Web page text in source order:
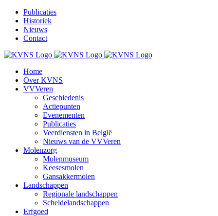
naar
inhoud
Publicaties
Historiek
Nieuws
Contact
Home
Over KVNS
VVVeren
Geschiedenis
Actiepunten
Evenementen
Publicaties
Veerdiensten in België
Nieuws van de VVVeren
Molenzorg
Molenmuseum
Keesesmolen
Gansakkermolen
Landschappen
Regionale landschappen
Scheldelandschappen
Erfgoed